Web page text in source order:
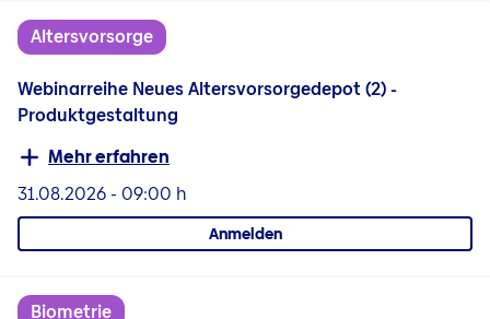
Altersvorsorge
Webinarreihe Neues Altersvorsorgedepot (2) -
Produktgestaltung
Mehr erfahren
31.08.2026- 09:00 h
Anmelden
Biometrie